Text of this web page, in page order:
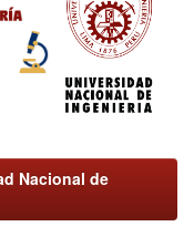
Nacional de